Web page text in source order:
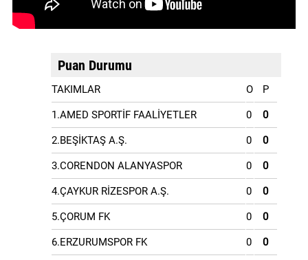
Puan Durumu
TAKIMLAR O P
1.AMED SPORTİF FAALİYETLER 0 0
2.BEŞİKTAŞ A.Ş. 0 0
3.CORENDON ALANYASPOR 0 0
4.ÇAYKUR RİZESPOR A.Ş. 0 0
5.ÇORUM FK 0 0
6.ERZURUMSPOR FK 0 0